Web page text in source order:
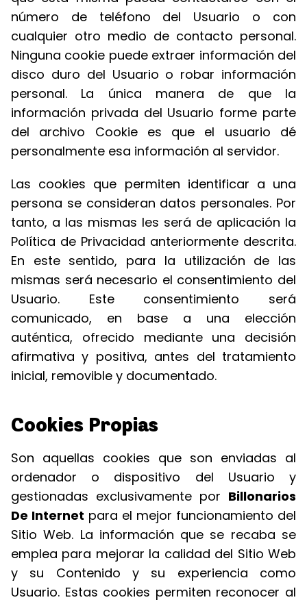
número de teléfono del Usuario o con
cualquier otro medio de contacto personal.
Ninguna cookie puede extraer información del
disco duro del Usuario o robar información
personal. La única manera de que la
información privada del Usuario forme parte
del archivo Cookie es que el usuario dé
personalmente esa información al servidor.
Las cookies que permiten identificar a una
persona se consideran datos personales. Por
tanto, a las mismas les será de aplicación la
Política de Privacidad anteriormente descrita.
En este sentido, para la utilización de las
mismas será necesario el consentimiento del
Usuario. Este consentimiento será
comunicado, en base a una elección
auténtica, ofrecido mediante una decisión
afirmativa y positiva, antes del tratamiento
inicial, removible y documentado.
Cookies Propias
Son aquellas cookies que son enviadas al
ordenador o dispositivo del Usuario y
gestionadas exclusivamente por Billonarios
De Internet para el mejor funcionamiento del
Sitio Web. La información que se recaba se
emplea para mejorar la calidad del Sitio Web
y su Contenido y su experiencia como
Usuario. Estas cookies permiten reconocer al